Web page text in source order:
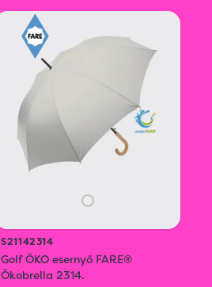
S21142314
Golf ÖKO esernyő FARE®
Ökobrella 2314.